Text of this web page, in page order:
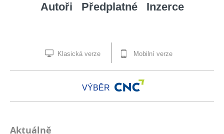
Autoři Předplatné Inzerce
Klasická verze Mobilní verze
VÝBĚR
Aktuálně